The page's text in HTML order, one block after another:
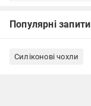
Популярні запити
Силіконові чохли